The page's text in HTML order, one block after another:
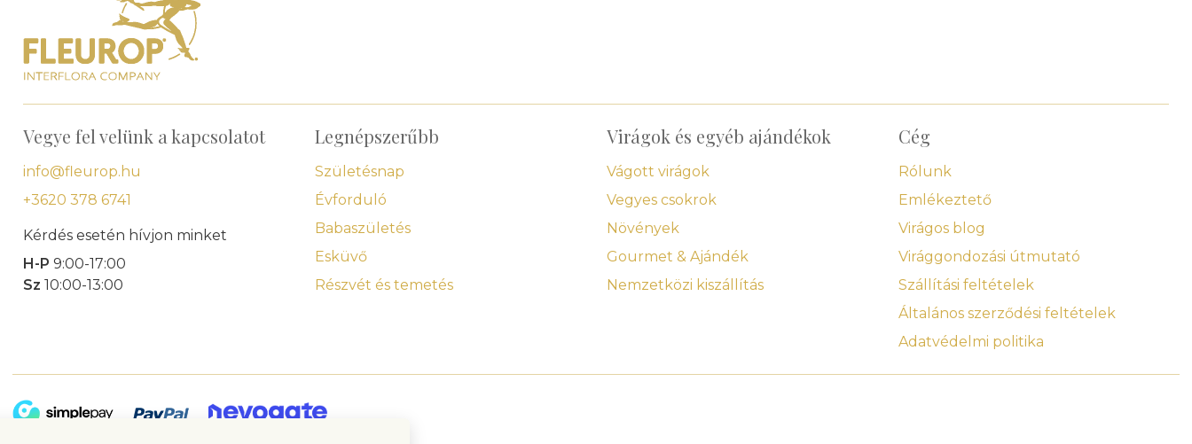
Vegye fel velünk a kapcsolatot
info@fleurop.hu
+3620 378 6741
Kérdés esetén hívjon minket
H-P 9:00-17:00
Sz 10:00-13:00
Legnépszerűbb
Születésnap
Évforduló
Babaszületés
Esküvő
Részvét és temetés
Virágok és egyéb ajándékok
Vágott virágok
Vegyes csokrok
Növények
Gourmet & Ajándék
Nemzetközi kiszállítás
Cég
Rólunk
Emlékeztető
Virágos blog
Virággondozási útmutató
Szállítási feltételek
Általános szerződési feltételek
Adatvédelmi politika